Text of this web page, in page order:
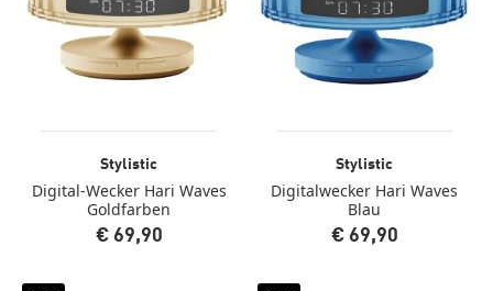
Stylistic
Digital-Wecker Hari Waves
Goldfarben
€ 69,90
Stylistic
Digitalwecker Hari Waves
Blau
€ 69,90